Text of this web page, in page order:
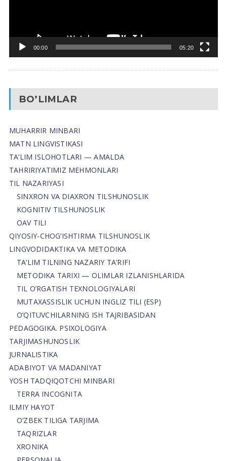
00:00 05:20
BO’LIMLAR
MUHARRIR MINBARI
MATN LINGVISTIKASI
TA’LIM ISLOHOTLARI — AMALDA
TAHRIRIYATIMIZ MEHMONLARI
TIL NAZARIYASI
SINXRON VA DIAXRON TILSHUNOSLIK
KOGNITIV TILSHUNOSLIK
OAV TILI
QIYOSIY-CHOG‘ISHTIRMA TILSHUNOSLIK
LINGVODIDAKTIKA VA METODIKA
TA’LIM TILNING NAZARIY TA’RIFI
METODIKA TARIXI — OLIMLAR IZLANISHLARIDA
TIL O’RGATISH TEXNOLOGIYALARI
MUTAXASSISLIK UCHUN INGLIZ TILI (ESP)
O’QITUVCHILARNING ISH TAJRIBASIDAN
PEDAGOGIKA. PSIXOLOGIYA
TARJIMASHUNOSLIK
JURNALISTIKA
ADABIYOT VA MADANIYAT
YOSH TADQIQOTCHI MINBARI
TERRA INCOGNITA
ILMIY HAYOT
O’ZBEK TILIGA TARJIMA
TAQRIZLAR
XRONIKA